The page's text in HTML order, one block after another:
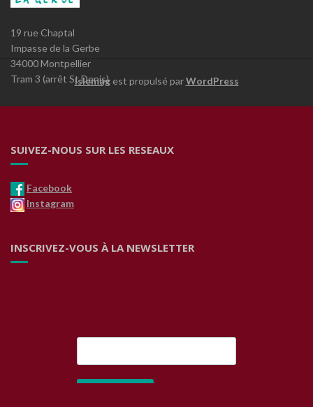
19 rue Chaptal
Impasse de la Gerbe
34000 Montpellier
Tram 3 (arrêt St Denis)
SUIVEZ-NOUS SUR LES RESEAUX
Facebook
Instagram
INSCRIVEZ-VOUS À LA NEWSLETTER
Islemagest propulsé parWordPress